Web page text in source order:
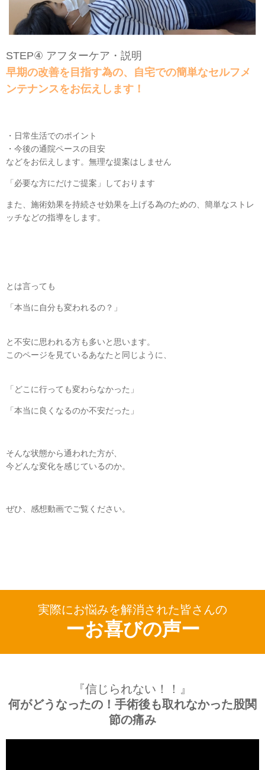
STEP④ アフターケア・説明
早期の改善を目指す為の、自宅での簡単なセルフメ
ンテナンスをお伝えします！
・日常生活でのポイント
・今後の通院ペースの目安
などをお伝えします。無理な提案はしません
「必要な方にだけご提案」しております
また、施術効果を持続させ効果を上げる為のための、簡単なストレ
ッチなどの指導をします。
とは言っても
「本当に自分も変われるの？」
と不安に思われる方も多いと思います。
このページを見ているあなたと同じように、
「どこに行っても変わらなかった」
「本当に良くなるのか不安だった」
そんな状態から通われた方が、
今どんな変化を感じているのか。
ぜひ、感想動画でご覧ください。
実際にお悩みを解消された皆さんの
ーお喜びの声ー
『信じられない！！』
何がどうなったの！手術後も取れなかった股関
節の痛み